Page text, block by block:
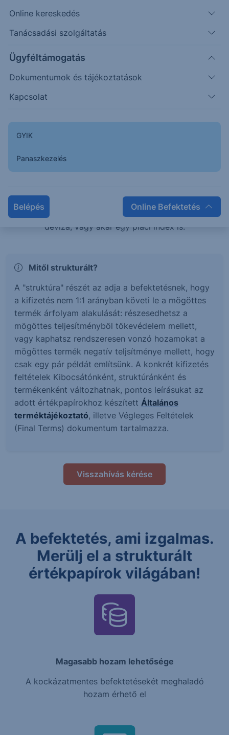
Online kereskedés
Tanácsadási szolgáltatás
Ügyféltámogatás
Dokumentumok és tájékoztatások
Kapcsolat
GYIK
Panaszkezelés
Belépés Online Befektetés
Az Erste Strukturált Értékpapír kínálatával különböző
piaci helyzetekre találhatsz megfelelő befektetési
A havonta érkező termékek között találsz olyat, ahol a
kiválasztott mögöttes piac vagy termékek negatív
részesülhetsz, vagy éppen tőkevédelem mellett érhetsz
Mi az a Strukturált értékpapír?
termékhez, vagy termékek kosarához kötött. Ez a
mögöttes termék lehet részvény, kötvény, árucikk,
deviza, vagy akár egy piaci index is.
Mitől strukturált?
A "struktúra" részét az adja a befektetésnek, hogy
a kifizetés nem 1:1 arányban követi le a mögöttes
termék árfolyam alakulását: részesedhetsz a
mögöttes teljesítményből tőkevédelem mellett,
vagy kaphatsz rendszeresen vonzó hozamokat a
mögöttes termék negatív teljsítménye mellett, hogy
csak egy pár példát említsünk. A konkrét kifizetés
feltételek Kibocsátónként, struktúránként és
termékenként változhatnak, pontos leírásukat az
adott értékpapírokhoz készített Általános
terméktájékoztató, illetve Végleges Feltételek
(Final Terms) dokumentum tartalmazza.
Visszahívás kérése
A befektetés, ami izgalmas.
Merülj el a strukturált
értékpapírok világában!
Magasabb hozam lehetősége
A kockázatmentes befektetésekét meghaladó
hozam érhető el